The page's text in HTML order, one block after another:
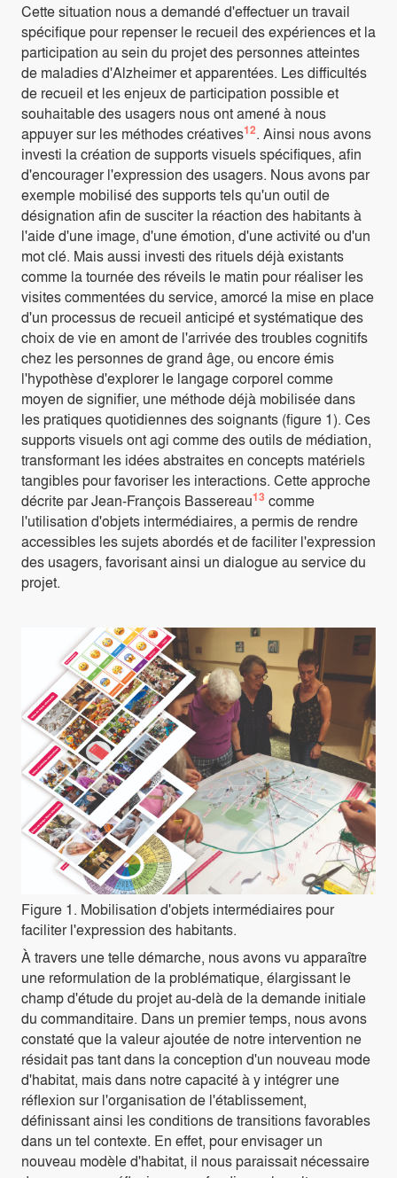
Cette situation nous a demandé d'effectuer un travail
spécifique pour repenser le recueil des expériences et la
participation au sein du projet des personnes atteintes
de maladies d'Alzheimer et apparentées. Les difficultés
de recueil et les enjeux de participation possible et
souhaitable des usagers nous ont amené à nous
appuyer sur les méthodes créatives12. Ainsi nous avons
investi la création de supports visuels spécifiques, afin
d'encourager l'expression des usagers. Nous avons par
exemple mobilisé des supports tels qu'un outil de
désignation afin de susciter la réaction des habitants à
l'aide d'une image, d'une émotion, d'une activité ou d'un
mot clé. Mais aussi investi des rituels déjà existants
comme la tournée des réveils le matin pour réaliser les
visites commentées du service, amorcé la mise en place
d'un processus de recueil anticipé et systématique des
choix de vie en amont de l'arrivée des troubles cognitifs
chez les personnes de grand âge, ou encore émis
l'hypothèse d'explorer le langage corporel comme
moyen de signifier, une méthode déjà mobilisée dans
les pratiques quotidiennes des soignants (figure 1). Ces
supports visuels ont agi comme des outils de médiation,
transformant les idées abstraites en concepts matériels
tangibles pour favoriser les interactions. Cette approche
décrite par Jean-François Bassereau13 comme
l'utilisation d'objets intermédiaires, a permis de rendre
accessibles les sujets abordés et de faciliter l'expression
des usagers, favorisant ainsi un dialogue au service du
projet.
Figure 1. Mobilisation d'objets intermédiaires pour
faciliter l'expression des habitants.
À travers une telle démarche, nous avons vu apparaître
une reformulation de la problématique, élargissant le
champ d'étude du projet au-delà de la demande initiale
du commanditaire. Dans un premier temps, nous avons
constaté que la valeur ajoutée de notre intervention ne
résidait pas tant dans la conception d'un nouveau mode
d'habitat, mais dans notre capacité à y intégrer une
réflexion sur l'organisation de l'établissement,
définissant ainsi les conditions de transitions favorables
dans un tel contexte. En effet, pour envisager un
nouveau modèle d'habitat, il nous paraissait nécessaire